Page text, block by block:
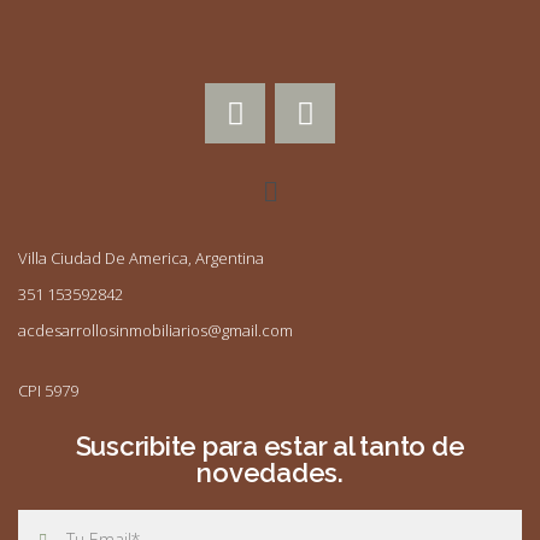
Villa Ciudad De America, Argentina
351 153592842
acdesarrollosinmobiliarios@gmail.com
CPI 5979
Suscribite para estar al tanto de
novedades.